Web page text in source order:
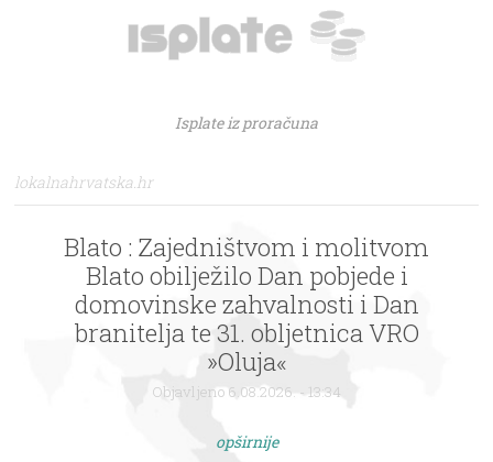
Isplate iz proračuna
lokalnahrvatska.hr
Blato : Zajedništvom i molitvom
Blato obilježilo Dan pobjede i
domovinske zahvalnosti i Dan
branitelja te 31. obljetnica VRO
»Oluja«
Objavljeno 6.08.2026. - 13:34
opširnije